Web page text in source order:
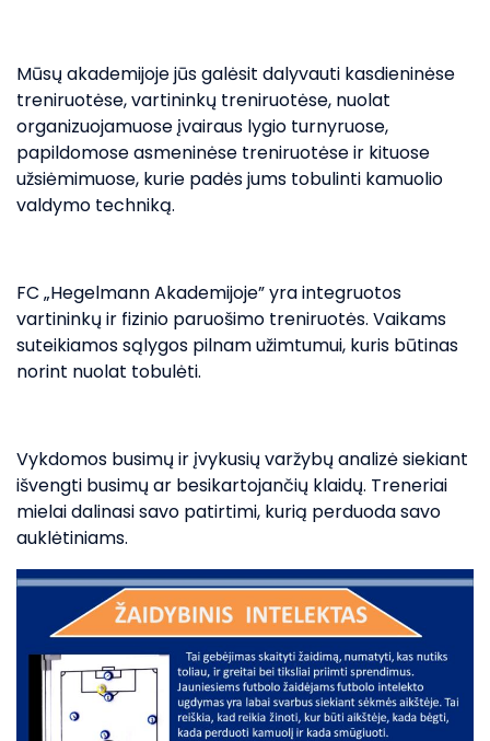
Mūsų akademijoje jūs galėsit dalyvauti kasdieninėse
treniruotėse, vartininkų treniruotėse, nuolat
organizuojamuose įvairaus lygio turnyruose,
papildomose asmeninėse treniruotėse ir kituose
užsiėmimuose, kurie padės jums tobulinti kamuolio
valdymo techniką.
FC „Hegelmann Akademijoje” yra integruotos
vartininkų ir fizinio paruošimo treniruotės. Vaikams
suteikiamos sąlygos pilnam užimtumui, kuris būtinas
norint nuolat tobulėti.
Vykdomos busimų ir įvykusių varžybų analizė siekiant
išvengti busimų ar besikartojančių klaidų. Treneriai
mielai dalinasi savo patirtimi, kurią perduoda savo
auklėtiniams.